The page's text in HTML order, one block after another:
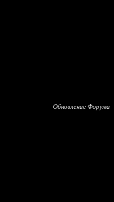
Обновление Форума